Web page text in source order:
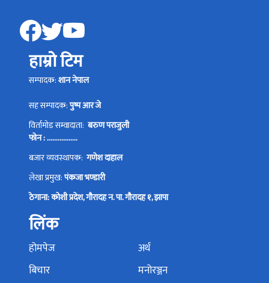
हाम्रो टिम
सम्पादक:शान नेपाल
सह सम्पादक:पुष्प आर जे
विर्तामोड सम्वादाता: बरुण पराजुली
फोन : .................
बजार व्यवस्थापक: गणेश दाहाल
लेखा प्रमुख:पंकजा भण्डारी
ठेगाना: कोशी प्रदेश, गौरादह न. पा. गौरादह १, झापा
लिंक
होमपेज
अर्थ
बिचार
मनोरञ्जन